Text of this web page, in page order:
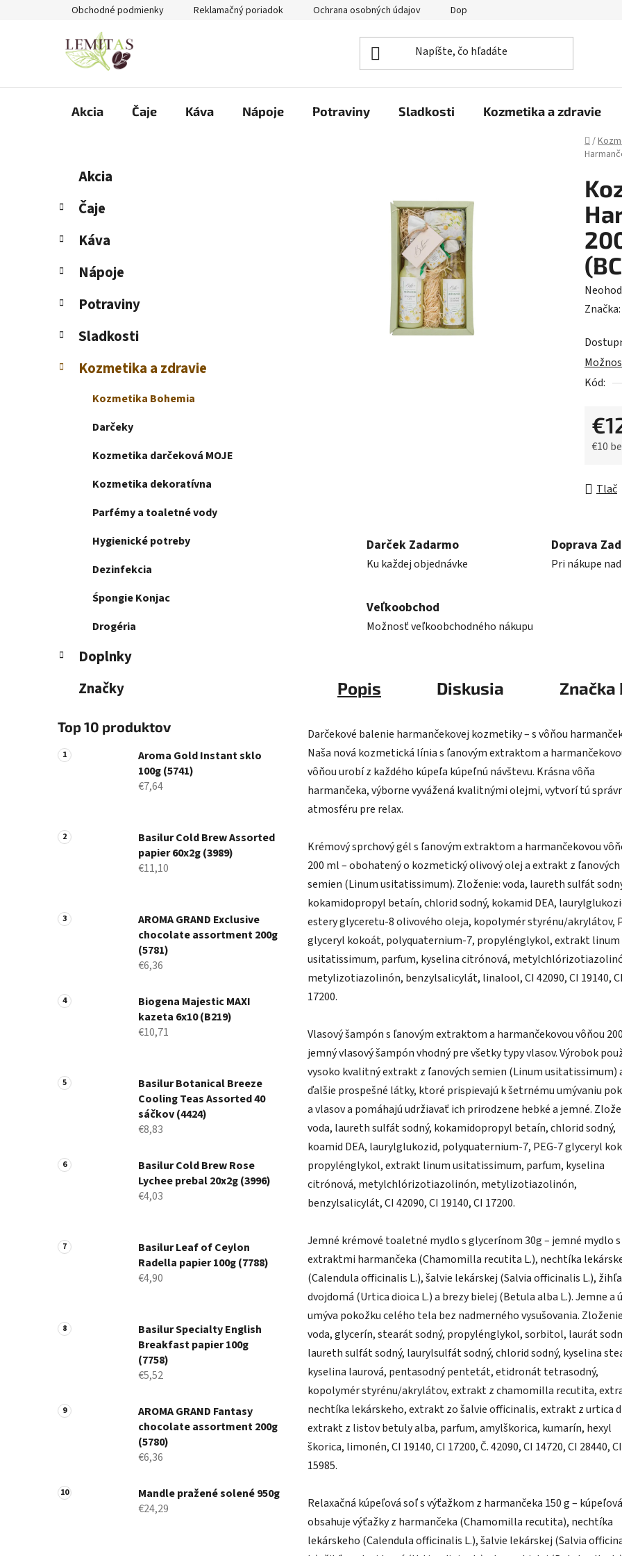
Obchodné podmienky Reklamačný poriadok Ochrana osobných údajov Doprava a platba
Akcia Čaje Káva Nápoje Potraviny Sladkosti Kozmetika a zdravie
Domov
/
č
ý
a
n
l
Preskočiť
kategórie
e
ó
i
Akcia
Čaje
Káva
Nápoje
Potraviny
Sladkosti
Kozmetika a zdravie
Kozmetika Bohemia
Darčeky
Kozmetika darčeková MOJE
Kozmetika dekoratívna
Parfémy a toaletné vody
Hygienické potreby
Dezinfekcia
Śpongie Konjac
Drogéria
Doplnky
Značky
Top 10 produktov
Aroma Gold Instant sklo
100g (5741)
€7,64
Basilur Cold Brew Assorted
papier 60x2g (3989)
€11,10
AROMA GRAND Exclusive
chocolate assortment 200g
(5781)
€6,36
Biogena Majestic MAXI
kazeta 6x10 (B219)
€10,71
Basilur Botanical Breeze
Cooling Teas Assorted 40
sáčkov (4424)
€8,83
Basilur Cold Brew Rose
Lychee prebal 20x2g (3996)
€4,03
Basilur Leaf of Ceylon
Radella papier 100g (7788)
€4,90
Basilur Specialty English
Breakfast papier 100g
(7758)
€5,52
AROMA GRAND Fantasy
chocolate assortment 200g
(5780)
€6,36
Mandle pražené solené 950g
€24,29
je
0,0
z
Značka:
Kód:
€10
Tlač
Darček Zadarmo
Ku každej objednávke
Doprava
Pri nákupe
Veľkoobchod
Možnosť veľkoobchodného nákupu
Popis Diskusia Značka
Darčekové balenie harmančekovej kozmetiky – s vôňou
Naša nová kozmetická línia s ľanovým extraktom a
vôňou urobí z každého kúpeľa kúpeľnú návštevu. Krásna vôňa
harmančeka, výborne vyvážená kvalitnými olejmi, vytvorí tú
atmosféru pre relax.
Krémový sprchový gél s ľanovým extraktom a harmančekovou
200 ml – obohatený o kozmetický olivový olej a extrakt z ľanových
semien (Linum usitatissimum). Zloženie: voda, laureth sulfát
kokamidopropyl betaín, chlorid sodný, kokamid DEA,
estery glyceretu-8 olivového oleja, kopolymér styrénu/akrylátov,
glyceryl kokoát, polyquaternium-7, propylénglykol, extrakt linum
usitatissimum, parfum, kyselina citrónová,
metylizotiazolinón, benzylsalicylát, linalool, CI 42090, CI 19140, CI
17200.
Vlasový šampón s ľanovým extraktom a harmančekovou vôňou
jemný vlasový šampón vhodný pre všetky typy vlasov. Výrobok
vysoko kvalitný extrakt z ľanových semien (Linum usitatissimum)
ďalšie prospešné látky, ktoré prispievajú k šetrnému umývaniu
a vlasov a pomáhajú udržiavať ich prirodzene hebké a jemné.
voda, laureth sulfát sodný, kokamidopropyl betaín, chlorid sodný,
koamid DEA, laurylglukozid, polyquaternium-7, PEG-7 glyceryl
propylénglykol, extrakt linum usitatissimum, parfum, kyselina
citrónová, metylchlórizotiazolinón, metylizotiazolinón,
benzylsalicylát, CI 42090, CI 19140, CI 17200.
Jemné krémové toaletné mydlo s glycerínom 30g – jemné mydlo s
extraktmi harmančeka (Chamomilla recutita L.), nechtíka
(Calendula officinalis L.), šalvie lekárskej (Salvia officinalis L.),
dvojdomá (Urtica dioica L.) a brezy bielej (Betula alba L.). Jemne a
umýva pokožku celého tela bez nadmerného vysušovania.
voda, glycerín, stearát sodný, propylénglykol, sorbitol, laurát
laureth sulfát sodný, laurylsulfát sodný, chlorid sodný, kyselina
kyselina laurová, pentasodný pentetát, etidronát tetrasodný,
kopolymér styrénu/akrylátov, extrakt z chamomilla recutita,
nechtíka lekárskeho, extrakt zo šalvie officinalis, extrakt z urtica
extrakt z listov betuly alba, parfum, amylškorica, kumarín, hexyl
škorica, limonén, CI 19140, CI 17200, Č. 42090, CI 14720, CI 28440, CI
15985.
Relaxačná kúpeľová soľ s výťažkom z harmančeka 150 g –
obsahuje výťažky z harmančeka (Chamomilla recutita), nechtíka
lekárskeho (Calendula officinalis L.), šalvie lekárskej (Salvia